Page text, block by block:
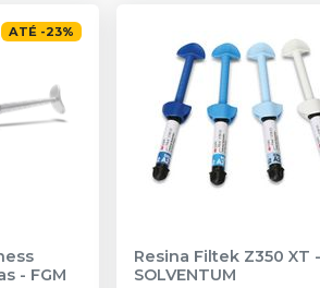
ATÉ -23%
- FGM
Resina Filtek Z350 XT -
SOLVENTUM